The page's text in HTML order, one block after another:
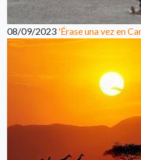
08/09/2023 'Érase una vez en